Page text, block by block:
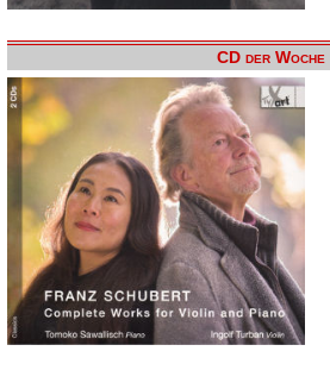
CD der Woche